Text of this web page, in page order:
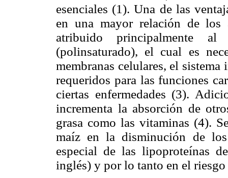
esenciales (1). Una de las
en una mayor relación de los
atribuido principalmente
(polinsaturado), el cual es
membranas celulares, el
requeridos para las funciones
ciertas enfermedades (3).
incrementa la absorción de
grasa como las vitaminas (4).
maíz en la disminución de
especial de las lipoproteínas
inglés) y por lo tanto en el